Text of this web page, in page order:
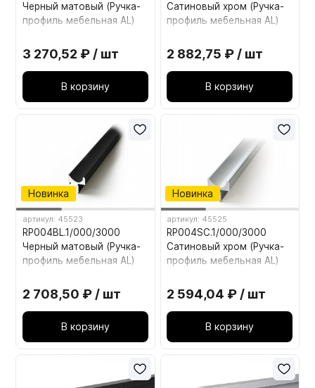
Черный матовый (Ручка-
профиль мебельная AL)
3 270,52 ₽ / шт
В корзину
Сатиновый хром (Ручка-
профиль мебельная AL)
2 882,75 ₽ / шт
В корзину
Новинка
артикул: 45523
RP004BL.1/000/3000
Черный матовый (Ручка-
профиль мебельная AL)
2 708,50 ₽ / шт
В корзину
Новинка
артикул: 45525
RP004SC.1/000/3000
Сатиновый хром (Ручка-
профиль мебельная AL)
2 594,04 ₽ / шт
В корзину